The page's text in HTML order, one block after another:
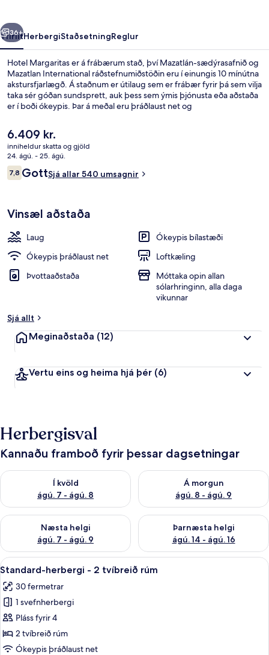
Næsta
36+
YfirlitHerbergiStaðsetningReglur
Hotel Margaritas er á frábærum stað, því Mazatlán-sædýrasafnið og
Mazatlan International ráðstefnumiðstöðin eru í einungis 10 mínútna
akstursfjarlægð. Á staðnum er útilaug sem er frábær fyrir þá sem vilja
taka sér góðan sundsprett, auk þess sem ýmis þjónusta eða aðstaða
er í boði ókeypis. Þar á meðal eru þráðlaust net og
hlakkað til að njóta á þessu hóteli í nýlendustíl eru barnasundlaug,
verönd og garður. Aðrir gestir hafa sérstaklega sagt að hjálpsamt
starfsfólk sé meðal helstu kosta gististaðarins.
Núverandi
verð
er
6.409 kr.
6.409 kr.
inniheldur skatta og gjöld
24. ágú. - 25. ágú.
Umsagnir
7,87,8 af 10
GottSjá allar 540 umsagnir
Vinsæl aðstaða
Laug
Ókeypis bílastæði
Ókeypis þráðlaust net
Loftkæling
Þvottaaðstaða
Móttaka opin allan
sólarhringinn, alla daga
vikunnar
Sjá allt
Meginaðstaða (12)
Vertu eins og heima hjá þér (6)
Herbergisval
Kannaðu framboð fyrir þessar dagsetningar
Í kvöld
ágú. 7 - ágú. 8
Athuga framboð í kvöld ágú. 7 - ágú. 8
Á morgun
ágú. 8 - ágú. 9
Athuga framboð á morgun
Næsta helgi
ágú. 7 - ágú. 9
Athuga framboð næstu helgi ágú. 7 - ágú. 9
Þarnæsta helgi
ágú. 14 - ágú. 16
Athuga framboð þarnæstu
Skoða
allar
myndir
fyrir
Standard-
herbergi
-
Standard-herbergi - 2 tvíbreið rúm
4
Standard-herbergi - 2 tvíbreið rúm
30 fermetrar
1 svefnherbergi
Pláss fyrir 4
2 tvíbreið rúm
Ókeypis þráðlaust net